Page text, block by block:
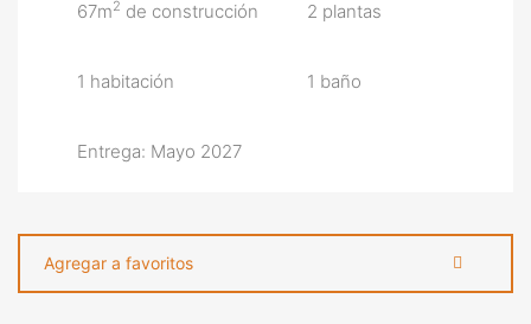
67m2 de construcción 2 plantas
1 habitación 1 baño
Entrega: Mayo 2027
Agregar a favoritos